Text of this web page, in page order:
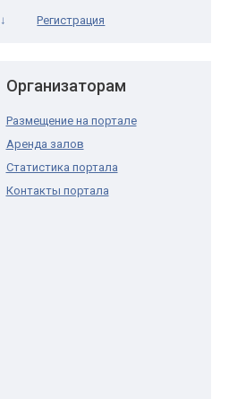
↓ Регистрация
Организаторам
Размещение на портале
Аренда залов
Статистика портала
Контакты портала